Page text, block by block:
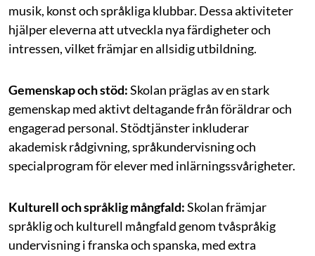
musik, konst och språkliga klubbar. Dessa aktiviteter
hjälper eleverna att utveckla nya färdigheter och
intressen, vilket främjar en allsidig utbildning.
Gemenskap och stöd:Skolan präglas av en stark
gemenskap med aktivt deltagande från föräldrar och
engagerad personal. Stödtjänster inkluderar
akademisk rådgivning, språkundervisning och
specialprogram för elever med inlärningssvårigheter.
Kulturell och språklig mångfald:Skolan främjar
språklig och kulturell mångfald genom tvåspråkig
undervisning i franska och spanska, med extra